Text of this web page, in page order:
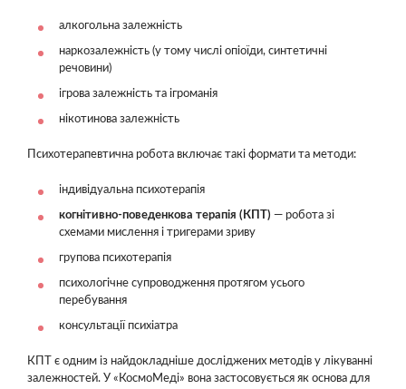
алкогольна залежність
наркозалежність (у тому числі опіоїди, синтетичні
речовини)
ігрова залежність та ігроманія
нікотинова залежність
Психотерапевтична робота включає такі формати та методи:
індивідуальна психотерапія
когнітивно-поведенкова терапія (КПТ) — робота зі
схемами мислення і тригерами зриву
групова психотерапія
психологічне супроводження протягом усього
перебування
консультації психіатра
КПТ є одним із найдокладніше досліджених методів у лікуванні
залежностей. У «КосмоМеді» вона застосовується як основа для